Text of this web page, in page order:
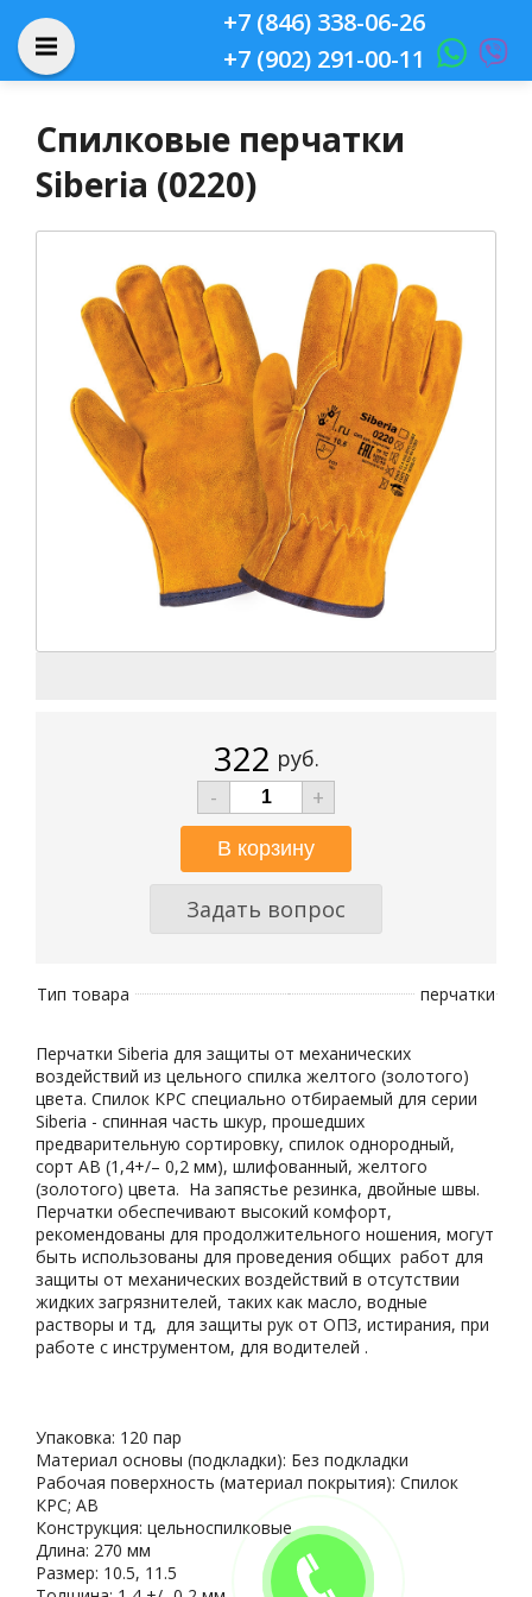
+7 (846) 338-06-26
+7 (902) 291-00-11
Спилковые перчатки
Siberia (0220)
322 руб.
-
+
Задать вопрос
Тип товара перчатки
Перчатки Siberia для защиты от механических
воздействий из цельного спилка желтого (золотого)
цвета. Спилок КРС специально отбираемый для серии
Siberia - спинная часть шкур, прошедших
предварительную сортировку, спилок однородный,
сорт АВ (1,4+/– 0,2 мм), шлифованный, желтого
(золотого) цвета. На запястье резинка, двойные швы.
Перчатки обеспечивают высокий комфорт,
рекомендованы для продолжительного ношения, могут
быть использованы для проведения общих работ для
защиты от механических воздействий в отсутствии
жидких загрязнителей, таких как масло, водные
растворы и тд, для защиты рук от ОПЗ, истирания, при
работе с инструментом, для водителей .
Упаковка: 120 пар
Материал основы (подкладки): Без подкладки
Рабочая поверхность (материал покрытия): Спилок
КРС; АВ
Конструкция: цельноспилковые
Длина: 270 мм
Размер: 10.5, 11.5